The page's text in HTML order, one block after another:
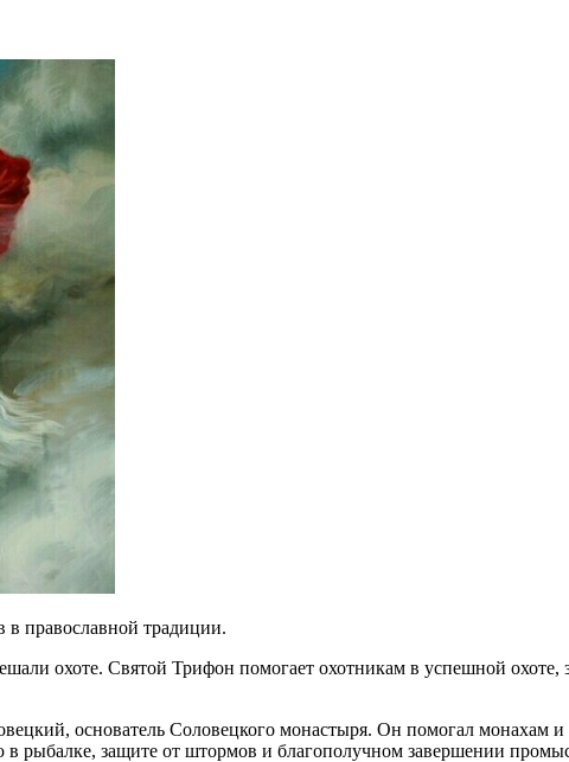
в православной традиции.
охоте. Святой Трифон помогает охотникам в успешной охоте,
основатель Соловецкого монастыря. Он помогал
рыбалке, защите от штормов и благополучном завершении